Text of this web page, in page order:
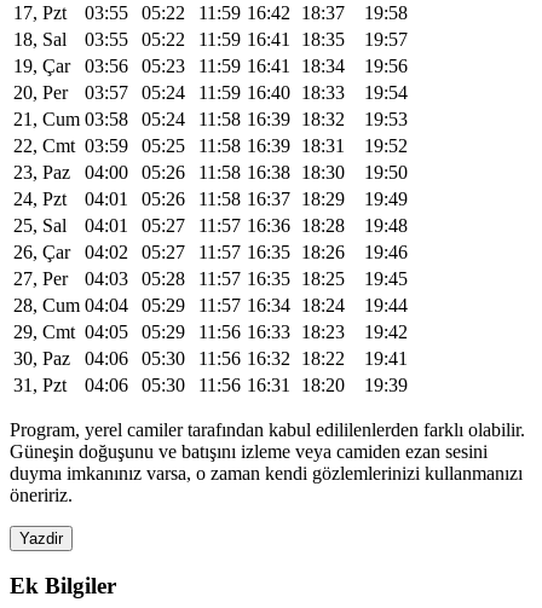
17, Pzt
03:55 05:22 11:59 16:42 18:37
19:58
18, Sal
03:55 05:22 11:59 16:41 18:35
19:57
19, Çar
03:56 05:23 11:59 16:41 18:34
19:56
20, Per
03:57 05:24 11:59 16:40 18:33
19:54
21, Cum 03:58 05:24 11:58 16:39 18:32
19:53
22, Cmt 03:59 05:25 11:58 16:39 18:31
19:52
23, Paz
04:00 05:26 11:58 16:38 18:30
19:50
24, Pzt
04:01 05:26 11:58 16:37 18:29
19:49
25, Sal
04:01 05:27 11:57 16:36 18:28
19:48
26, Çar
04:02 05:27 11:57 16:35 18:26
19:46
27, Per
04:03 05:28 11:57 16:35 18:25
19:45
28, Cum 04:04 05:29 11:57 16:34 18:24
19:44
29, Cmt 04:05 05:29 11:56 16:33 18:23
19:42
30, Paz
04:06 05:30 11:56 16:32 18:22
19:41
31, Pzt
04:06 05:30 11:56 16:31 18:20 19:39
Program, yerel camiler tarafından kabul edililenlerden farklı olabilir.
Güneşin doğuşunu ve batışını izleme veya camiden ezan sesini
duyma imkanınız varsa, o zaman kendi gözlemlerinizi kullanmanızı
öneririz.
Yazdir
Ek Bilgiler